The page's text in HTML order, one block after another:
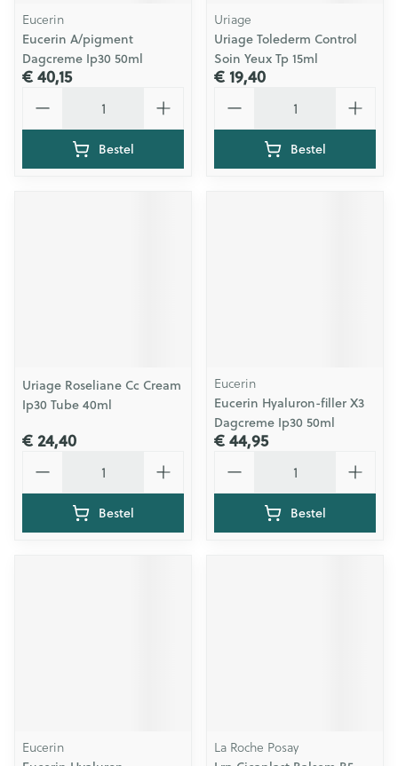
Eucerin
Eucerin A/pigment
Dagcreme Ip30 50ml
€ 40,15
Bestel
Uriage
Uriage Tolederm Control
Soin Yeux Tp 15ml
€ 19,40
Bestel
Uriage Roseliane Cc Cream
Ip30 Tube 40ml
€ 24,40
Bestel
Eucerin
Eucerin Hyaluron-filler X3
Dagcreme Ip30 50ml
€ 44,95
Bestel
Eucerin
La Roche Posay